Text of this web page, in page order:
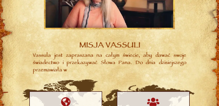
MISJA VASSULI
Vassula jest zapraszana na całym świecie, aby dawać swoje
świadectwo i przekazywać Słowa Pana. Do dnia dzisiejszego
przemawiała w